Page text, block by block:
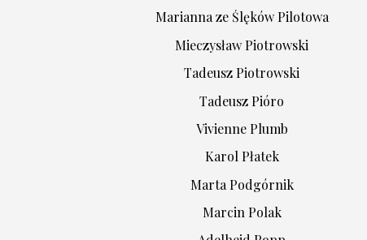
Marianna ze Ślęków Pilotowa
Mieczysław Piotrowski
Tadeusz Piotrowski
Tadeusz Pióro
Vivienne Plumb
Karol Płatek
Marta Podgórnik
Marcin Polak